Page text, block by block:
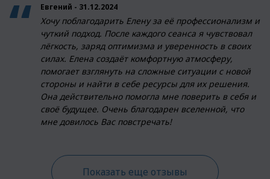
Евгений - 31.12.2024
Хочу поблагодарить Елену за её профессионализм и
чуткий подход. После каждого сеанса я чувствовал
лёгкость, заряд оптимизма и уверенность в своих
силах. Елена создаёт комфортную атмосферу,
помогает взглянуть на сложные ситуации с новой
стороны и найти в себе ресурсы для их решения.
Она действительно помогла мне поверить в себя и
своё будущее. Очень благодарен вселенной, что
мне довилось Вас повстречать!
Показать еще отзывы